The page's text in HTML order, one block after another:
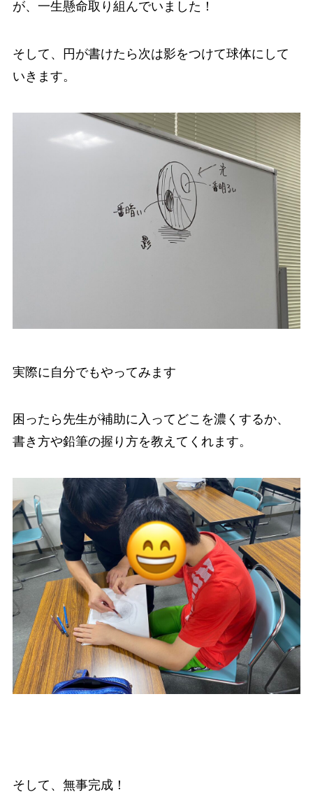
が、一生懸命取り組んでいました！
そして、円が書けたら次は影をつけて球体にして
いきます。
実際に自分でもやってみます
困ったら先生が補助に入ってどこを濃くするか、
書き方や鉛筆の握り方を教えてくれます。
そして、無事完成！